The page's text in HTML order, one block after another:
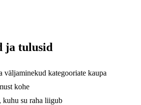
ja tulusid
väljaminekud kategooriate kaupa
kohe
kuhu su raha liigub